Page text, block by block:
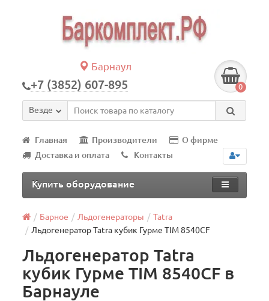
Барнаул
+7 (3852) 607-895 0
Везде
Главная Производители
О фирме
Доставка и оплата
Контакты
Купить оборудование
Барное Льдогенераторы
Tatra
Льдогенератор Tatra кубик Гурме TIM 8540CF
Льдогенератор Tatra
кубик Гурме TIM 8540CF в
Барнауле